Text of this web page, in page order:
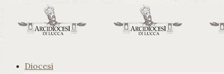
Diocesi